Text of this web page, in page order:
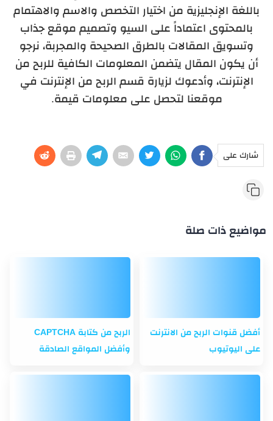
باللغة الإنجليزية من اختيار التخصص والاسم والاهتمام
بالمحتوى اعتماداً على السيو وتصميم موقع جذاب
وتسويق المقالات بالطرق الصحيحة والمجربة، نرجو
أن يكون المقال يتضمن المعلومات الكافية للربح من
الإنترنت، وأدعوك لزيارة قسم الربح من الإنترنت في
موقعنا لتحصل على معلومات قيمة.
شارك على
مواضيع ذات صلة
أفضل قنوات الربح من الانترنت
على اليوتيوب
الربح من كتابة CAPTCHA
وأفضل المواقع الصادقة